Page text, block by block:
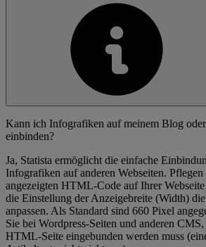
Kann ich Infografiken auf meinem Blog
einbinden?
Ja, Statista ermöglicht die einfache
Infografiken auf anderen Webseiten.
angezeigten HTML-Code auf Ihrer
die Einstellung der Anzeigebreite (Width)
anpassen. Als Standard sind 660 Pixel
Sie bei Wordpress-Seiten und anderen
HTML-Seite eingebunden werden muss